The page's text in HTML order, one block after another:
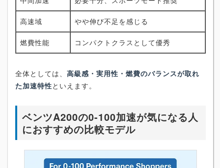
高速域 やや伸び不足を感じる
燃費性能 コンパクトクラスとして優秀
全体としては、 高級感・実用性・燃費のバランスが取れ
た加速特性といえます。
ベンツA200の0-100加速が気になる人
におすすめの比較モデル